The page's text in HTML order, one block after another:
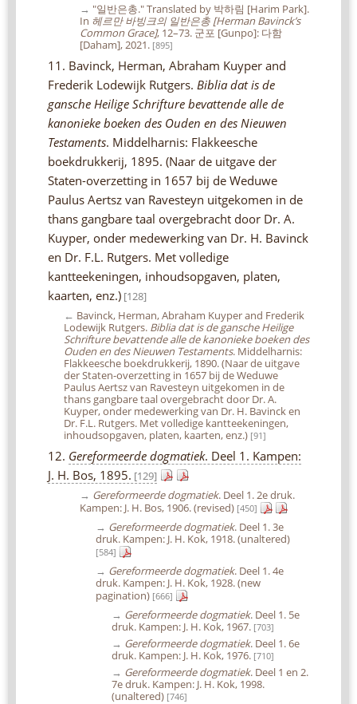
→ "일반은총." Translated by 박하림 [Harim Park].
In 헤르만 바빙크의 일반은총 [Herman Bavinck’s
Common Grace], 12–73. 군포 [Gunpo]: 다함
[Daham], 2021. [895]
11. Bavinck, Herman, Abraham Kuyper and
Frederik Lodewijk Rutgers. Biblia dat is de
gansche Heilige Schrifture bevattende alle de
kanonieke boeken des Ouden en des Nieuwen
Testaments. Middelharnis: Flakkeesche
boekdrukkerij, 1895. (Naar de uitgave der
Staten-overzetting in 1657 bij de Weduwe
Paulus Aertsz van Ravesteyn uitgekomen in de
thans gangbare taal overgebracht door Dr. A.
Kuyper, onder medewerking van Dr. H. Bavinck
en Dr. F.L. Rutgers. Met volledige
kantteekeningen, inhoudsopgaven, platen,
kaarten, enz.) [128]
← Bavinck, Herman, Abraham Kuyper and Frederik
Lodewijk Rutgers. Biblia dat is de gansche Heilige
Schrifture bevattende alle de kanonieke boeken des
Ouden en des Nieuwen Testaments. Middelharnis:
Flakkeesche boekdrukkerij, 1890. (Naar de uitgave
der Staten-overzetting in 1657 bij de Weduwe
Paulus Aertsz van Ravesteyn uitgekomen in de
thans gangbare taal overgebracht door Dr. A.
Kuyper, onder medewerking van Dr. H. Bavinck en
Dr. F.L. Rutgers. Met volledige kantteekeningen,
inhoudsopgaven, platen, kaarten, enz.) [91]
12. Gereformeerde dogmatiek. Deel 1. Kampen:
J. H. Bos, 1895. [129]
→ Gereformeerde dogmatiek. Deel 1. 2e druk.
Kampen: J. H. Bos, 1906. (revised) [450]
→ Gereformeerde dogmatiek. Deel 1. 3e
druk. Kampen: J. H. Kok, 1918. (unaltered)
[584]
→ Gereformeerde dogmatiek. Deel 1. 4e
druk. Kampen: J. H. Kok, 1928. (new
pagination) [666]
→ Gereformeerde dogmatiek. Deel 1. 5e
druk. Kampen: J. H. Kok, 1967. [703]
→ Gereformeerde dogmatiek. Deel 1. 6e
druk. Kampen: J. H. Kok, 1976. [710]
→ Gereformeerde dogmatiek. Deel 1 en 2.
7e druk. Kampen: J. H. Kok, 1998.
(unaltered) [746]